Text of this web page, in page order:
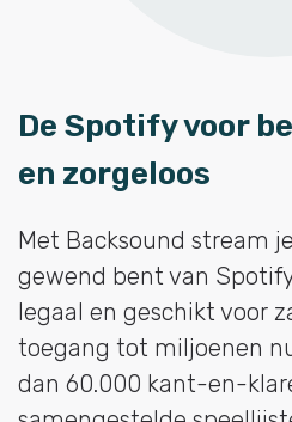
De Spotify voor
en zorgeloos
Met Backsound stream
gewend bent van
legaal en geschikt voor
toegang tot miljoenen
dan 60.000 kant-en-